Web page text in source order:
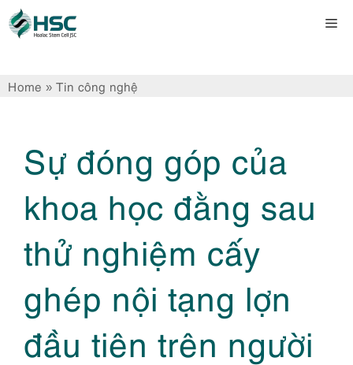
Chuyển
đến
Home » Tin công nghệ
Sự đóng góp của
khoa học đằng sau
thử nghiệm cấy
ghép nội tạng lợn
đầu tiên trên người